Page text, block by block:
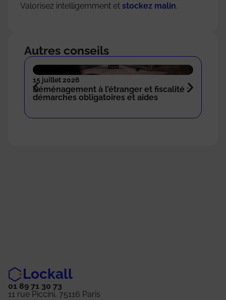
Valorisez intelligemment et stockez malin.
Autres conseils
15 juillet 2026
Déménagement à l’étranger et fiscalité :
démarches obligatoires et aides
Lockall
01 89 71 30 73
11 rue Piccini, 75116 Paris